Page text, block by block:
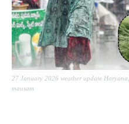
27 January 2026 weather update
mausam